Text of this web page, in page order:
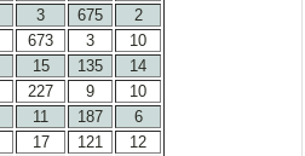
3 675
2
673 3
10
15 135
14
227 9
10
11 187
6
17 121
12